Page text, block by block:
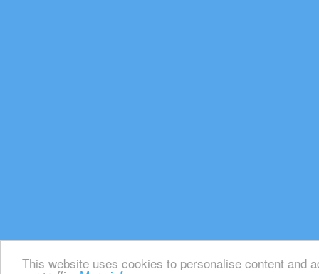
This website uses cookies to personalise content and